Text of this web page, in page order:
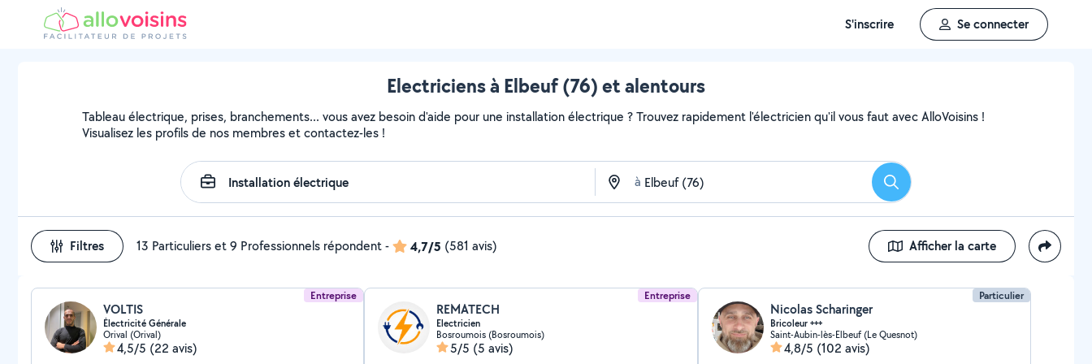
S'inscrire Se connecter
Electriciens à Elbeuf (76) et alentours
Tableau électrique, prises, branchements... vous avez besoin d'aide pour une installation électrique ? Trouvez rapidement l'électricien qu'il vous faut avec AlloVoisins !
Visualisez les profils de nos membres et contactez-les !
à Rechercher
Filtres 13 Particuliers et 9 Professionnels répondent- 4,7/5 (581 avis) Afficher la carte
Entreprise
VOLTIS
Électricité Générale
Orival (Orival)
4,5/5 (22 avis)
Entreprise
REMATECH
Electricien
Bosroumois (Bosroumois)
5/5 (5 avis)
Particulier
Nicolas Scharinger
Bricoleur +++
Saint-Aubin-lès-Elbeuf (Le Quesnot)
4,8/5 (102 avis)